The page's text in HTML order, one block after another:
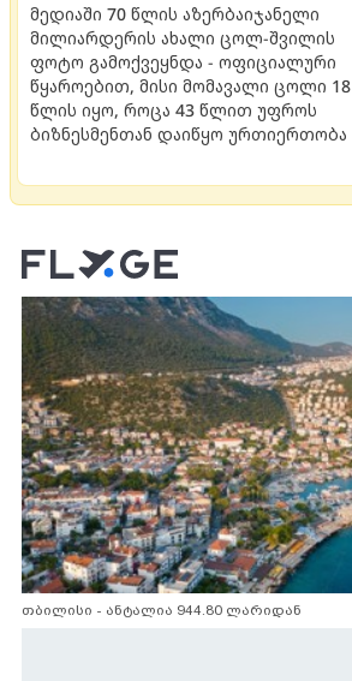
მედიაში 70 წლის აზერბაიჯანელი
მილიარდერის ახალი ცოლ-შვილის
ფოტო გამოქვეყნდა - ოფიციალური
წყაროებით, მისი მომავალი ცოლი 18
წლის იყო, როცა 43 წლით უფროს
ბიზნესმენთან დაიწყო ურთიერთობა
თბილისი - ანტალია 944.80 ლარიდან